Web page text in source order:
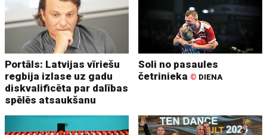
Portāls: Latvijas vīriešu
regbija izlase uz gadu
diskvalificēta par dalības
spēlēs atsaukšanu
Soli no pasaules
četrinieka © DIENA